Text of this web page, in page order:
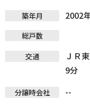
築年月 2002
総戸数
交通
ＪＲ
9分
分譲時会社 --